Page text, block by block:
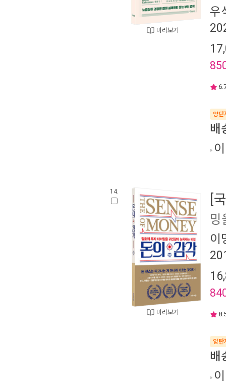
미리보기
우
양탄
배
14.
미리보기
[
밍
이
양탄
배